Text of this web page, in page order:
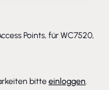
Points, für WC7520,
bitteeinloggen.